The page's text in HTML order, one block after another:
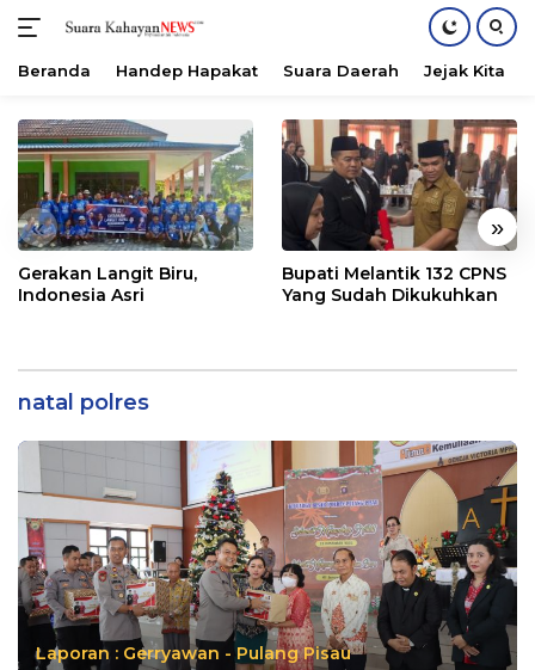
konten
Beranda Handep Hapakat Suara Daerah Jejak Kita
« »
Gerakan Langit Biru,
Indonesia Asri
Bupati Melantik 132 CPNS
Yang Sudah Dikukuhkan
natal polres
Laporan : Gerryawan - Pulang Pisau